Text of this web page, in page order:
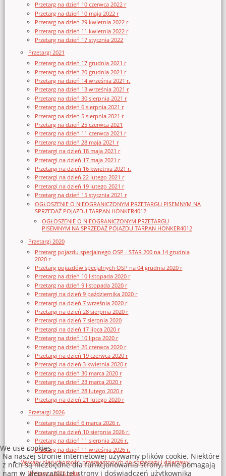
Przetarg na dzień 10 czerwca 2022 r
Przetarg na dzień 10 maja 2022 r
Przetarg na dzień 29 kwietnia 2022 r
Przetarg na dzień 11 kwietnia 2022 r
Przetarg na dzień 17 stycznia 2022
Przetargi 2021
Przetarg na dzień 17 grudnia 2021 r
Przetarg na dzień 20 grudnia 2021 r
Przetarg na dzień 14 września 2021 r.
Przetarg na dzień 13 września 2021 r
Przetarg na dzień 30 sierpnia 2021 r
Przetarg na dzień 6 sierpnia 2021 r
Przetarg na dzień 5 sierpnia 2021 r
Przetarg na dzień 25 czerwca 2021
Przetarg na dzień 11 czerwca 2021 r
Przetarg na dzień 28 maja 2021 r
Przetargi na dzień 18 maja 2021 r
Przetargi na dzień 17 maja 2021 r
Przetargi na dzień 16 kwietnia 2021 r.
Przetargi na dzień 22 lutego 2021 r
Przetargi na dzień 19 lutego 2021 r
Przetarg na dzień 15 stycznia 2021 r
OGŁOSZENIE O NIEOGRANICZONYM PRZETARGU PISEMNYM NA
SPRZEDAŻ POJAZDU TARPAN HONKER4012
OGŁOSZENIE O NIEOGRANICZONYM PRZETARGU
PISEMNYM NA SPRZEDAŻ POJAZDU TARPAN HONKER4012
Przetargi 2020
Przetarg pojazdu specjalnego OSP - STAR 200 na 14 grudnia
2020 r
Przetarg pojazdów specjalnych OSP na 04 grudnia 2020 r
Przetarg na dzień 10 listopada 2020 r
Przetarg na dzień 9 listopada 2020 r
Przetargi na dzień 9 października 2020 r
Przetargi na dzień 7 września 2020 r
Przetargi na dzień 28 sierpnia 2020 r
Przetargi na dzień 7 sierpnia 2020
Przetargi na dzień 17 lipca 2020 r
Przetarg na dzień 10 lipca 2020 r
Przetarg na dzień 26 czerwca 2020 r
Przetargi na dzień 19 czerwca 2020 r
Przetargi na dzień 3 kwietnia 2020 r
Przetarg na dzień 30 marca 2020 r
Przetarg na dzień 23 marca 2020 r
Przetarg na dzień 28 lutego 2020 r
Przetargi na dzień 21 lutego 2020 r
Przetargi 2026
Przetarg na dzień 6 marca 2026 r.
Przetargi na dzień 10 sierpnia 2026 r.
Przetarg na dzień 11 sierpnia 2026 r.
Przetarg na dzień 11 września 2026 r.
Wykazy nieruchomości przeznaczonych do sprzedaży i dzierżawy
Wykazy z 2026 roku
We use cookies
Na naszej stronie internetowej używamy plików cookie. Niektóre
z nich są niezbędne dla funkcjonowania strony, inne pomagają
nam w ulepszaniu tej strony i doświadczeń użytkownika